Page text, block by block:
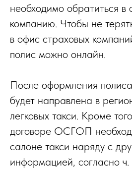
необходимо обратиться в
компанию. Чтобы не
в офис страховых
полис можно онлайн.
После оформления
будет направлена в
легковых такси. Кроме
договоре ОСГОП
салоне такси наряду с
информацией, согласно ч.